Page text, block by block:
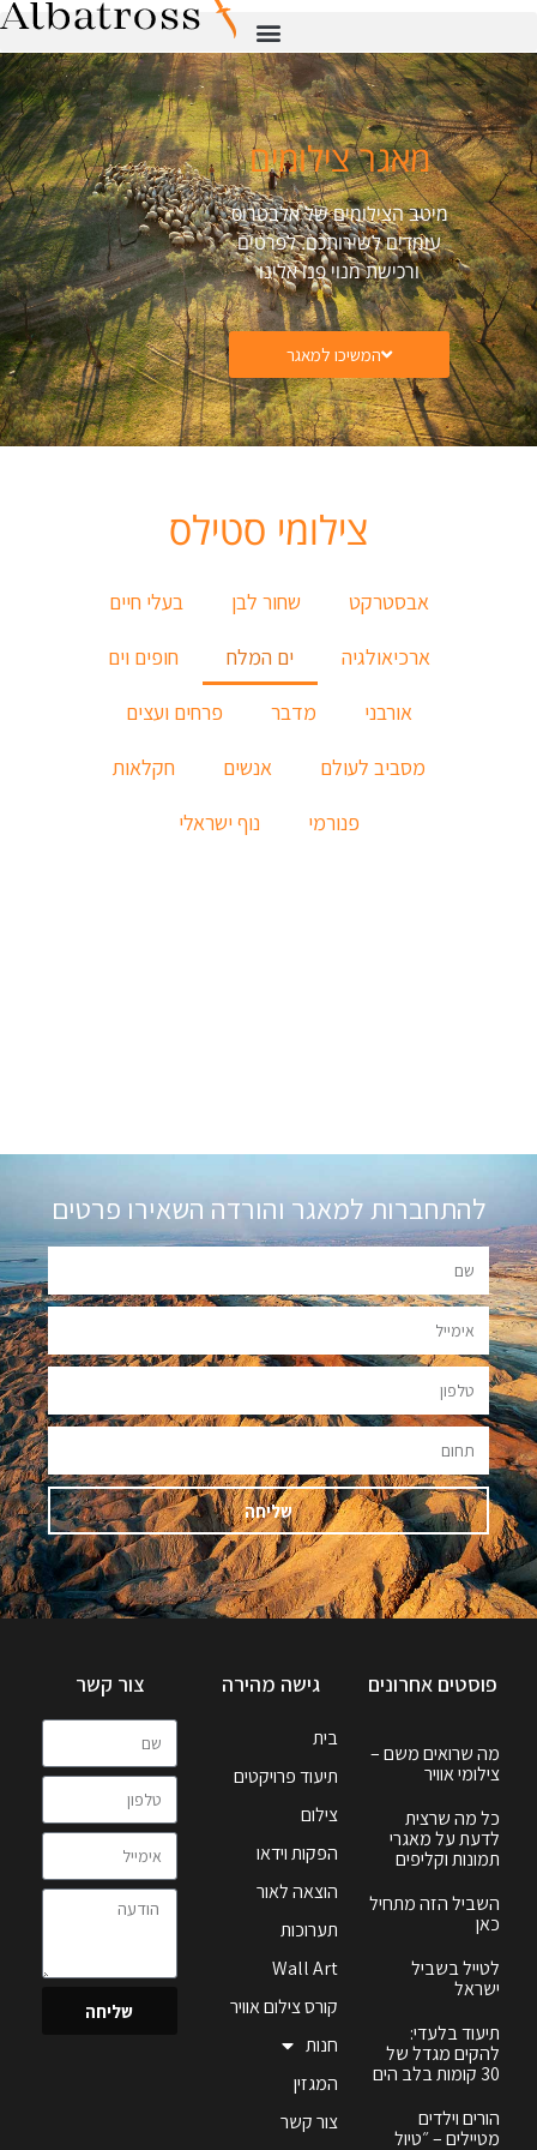
מאגר צילומים
מיטב הצילומים של אלבטרוס
עומדים לשירותכם. לפרטים
ורכישת מנוי פנו אלינו
המשיכו למאגר
צילומי סטילס
אבסטרקט שחור לבן
בעלי חיים
ארכיאולגיה
ים המלח
חופים וים
אורבני
מדבר
פרחים ועצים
מסביב לעולם
אנשים
חקלאות
פנורמי
נוף ישראלי
להתחברות למאגר והורדה השאירו פרטים
שליחה
פוסטים אחרונים
מה שרואים משם –
צילומי אוויר
כל מה שרצית
לדעת על מאגרי
תמונות וקליפים
השביל הזה מתחיל
כאן
לטייל בשביל
ישראל
תיעוד בלעדי:
להקים מגדל של
30 קומות בלב הים
הורים וילדים
מטיילים – ״טיול
גישה מהירה
בית
תיעוד פרויקטים
צילום
הפקות וידאו
הוצאה לאור
תערוכות
Wall Art
קורס צילום אוויר
חנות
המגזין
צור קשר
צור קשר
שליחה